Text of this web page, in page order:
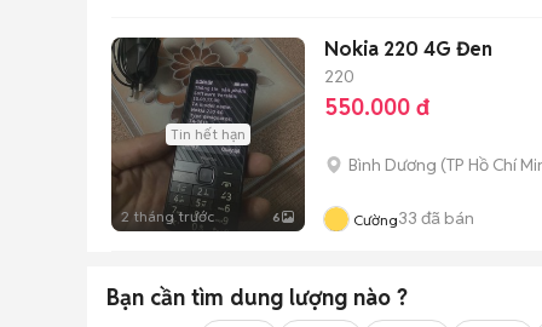
Tin hết hạn
2 tháng trước 6
Nokia 220 4G Đen
220
550.000 đ
Bình Dương (TP Hồ Chí
Cường33 đã bán
Bạn cần tìm dung lượng nào ?